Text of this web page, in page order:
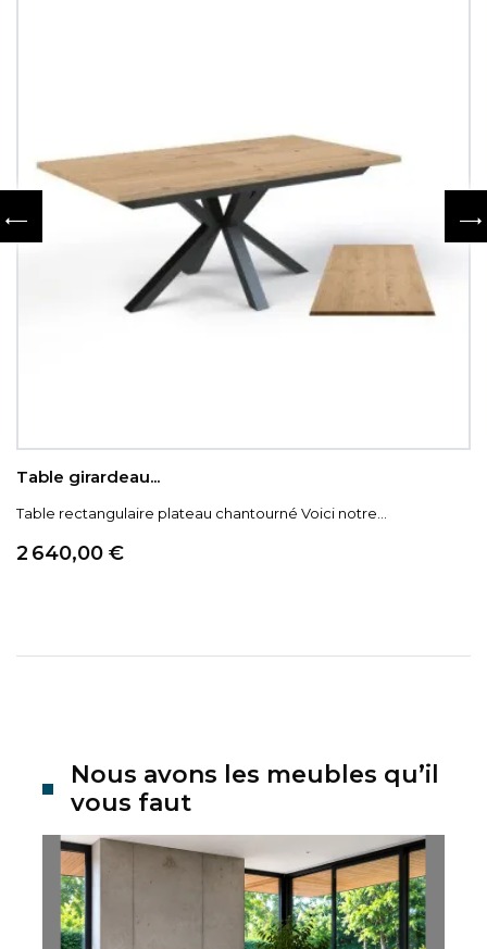
Table girardeau...
Table rectangulaire plateau chantourné Voici notre...
Prix
2 640,00 €
Nous avons les meubles qu’il
vous faut